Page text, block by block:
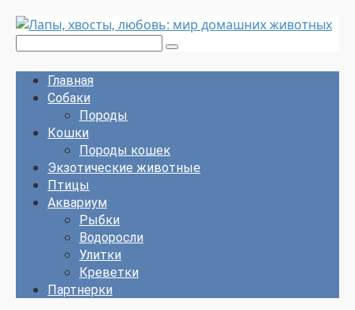
Перейти
к
Поиск:
Главная
Собаки
Породы
Кошки
Породы кошек
Экзотические животные
Птицы
Аквариум
Рыбки
Водоросли
Улитки
Креветки
Партнерки